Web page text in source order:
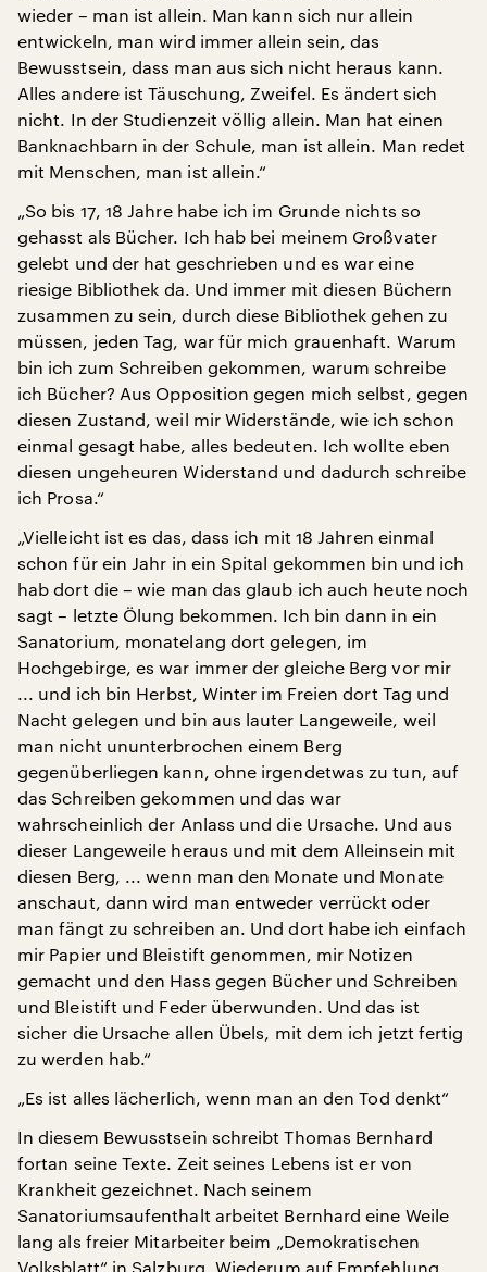
wieder – man ist allein. Man kann sich nur allein
entwickeln, man wird immer allein sein, das
Bewusstsein, dass man aus sich nicht heraus kann.
Alles andere ist Täuschung, Zweifel. Es ändert sich
nicht. In der Studienzeit völlig allein. Man hat einen
Banknachbarn in der Schule, man ist allein. Man redet
mit Menschen, man ist allein.“
„So bis 17, 18 Jahre habe ich im Grunde nichts so
gehasst als Bücher. Ich hab bei meinem Großvater
gelebt und der hat geschrieben und es war eine
riesige Bibliothek da. Und immer mit diesen Büchern
zusammen zu sein, durch diese Bibliothek gehen zu
müssen, jeden Tag, war für mich grauenhaft. Warum
bin ich zum Schreiben gekommen, warum schreibe
ich Bücher? Aus Opposition gegen mich selbst, gegen
diesen Zustand, weil mir Widerstände, wie ich schon
einmal gesagt habe, alles bedeuten. Ich wollte eben
diesen ungeheuren Widerstand und dadurch schreibe
ich Prosa.“
„Vielleicht ist es das, dass ich mit 18 Jahren einmal
schon für ein Jahr in ein Spital gekommen bin und ich
hab dort die – wie man das glaub ich auch heute noch
sagt – letzte Ölung bekommen. Ich bin dann in ein
Sanatorium, monatelang dort gelegen, im
Hochgebirge, es war immer der gleiche Berg vor mir
... und ich bin Herbst, Winter im Freien dort Tag und
Nacht gelegen und bin aus lauter Langeweile, weil
man nicht ununterbrochen einem Berg
gegenüberliegen kann, ohne irgendetwas zu tun, auf
das Schreiben gekommen und das war
wahrscheinlich der Anlass und die Ursache. Und aus
dieser Langeweile heraus und mit dem Alleinsein mit
diesen Berg, ... wenn man den Monate und Monate
anschaut, dann wird man entweder verrückt oder
man fängt zu schreiben an. Und dort habe ich einfach
mir Papier und Bleistift genommen, mir Notizen
gemacht und den Hass gegen Bücher und Schreiben
und Bleistift und Feder überwunden. Und das ist
sicher die Ursache allen Übels, mit dem ich jetzt fertig
zu werden hab.“
„Es ist alles lächerlich, wenn man an den Tod denkt“
In diesem Bewusstsein schreibt Thomas Bernhard
fortan seine Texte. Zeit seines Lebens ist er von
Krankheit gezeichnet. Nach seinem
Sanatoriumsaufenthalt arbeitet Bernhard eine Weile
lang als freier Mitarbeiter beim „Demokratischen
Volksblatt“ in Salzburg. Wiederum auf Empfehlung